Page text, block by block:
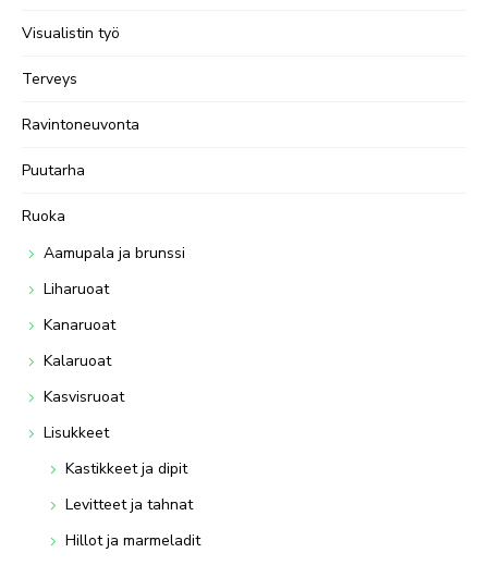
Visualistin työ
Terveys
Ravintoneuvonta
Puutarha
Ruoka
Aamupala ja brunssi
Liharuoat
Kanaruoat
Kalaruoat
Kasvisruoat
Lisukkeet
Kastikkeet ja dipit
Levitteet ja tahnat
Hillot ja marmeladit